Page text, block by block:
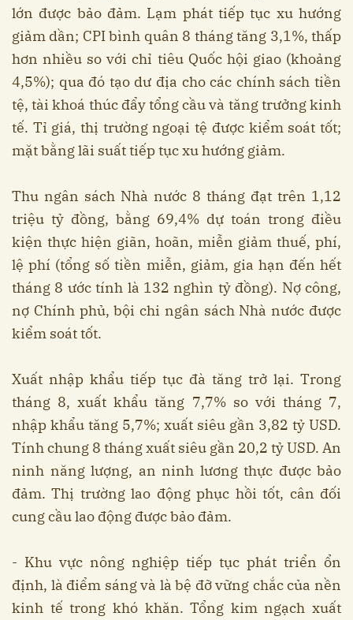
lớn được bảo đảm. Lạm phát tiếp tục xu hướng
giảm dần; CPI bình quân 8 tháng tăng 3,1%, thấp
hơn nhiều so với chỉ tiêu Quốc hội giao (khoảng
4,5%); qua đó tạo dư địa cho các chính sách tiền
tệ, tài khoá thúc đẩy tổng cầu và tăng trưởng kinh
tế. Tỉ giá, thị trường ngoại tệ được kiểm soát tốt;
mặt bằng lãi suất tiếp tục xu hướng giảm.
Thu ngân sách Nhà nước 8 tháng đạt trên 1,12
triệu tỷ đồng, bằng 69,4% dự toán trong điều
kiện thực hiện giãn, hoãn, miễn giảm thuế, phí,
lệ phí (tổng số tiền miễn, giảm, gia hạn đến hết
tháng 8 ước tính là 132 nghìn tỷ đồng). Nợ công,
nợ Chính phủ, bội chi ngân sách Nhà nước được
kiểm soát tốt.
Xuất nhập khẩu tiếp tục đà tăng trở lại. Trong
tháng 8, xuất khẩu tăng 7,7% so với tháng 7,
nhập khẩu tăng 5,7%; xuất siêu gần 3,82 tỷ USD.
Tính chung 8 tháng xuất siêu gần 20,2 tỷ USD. An
ninh năng lượng, an ninh lương thực được bảo
đảm. Thị trường lao động phục hồi tốt, cân đối
cung cầu lao động được bảo đảm.
- Khu vực nông nghiệp tiếp tục phát triển ổn
định, là điểm sáng và là bệ đỡ vững chắc của nền
kinh tế trong khó khăn. Tổng kim ngạch xuất